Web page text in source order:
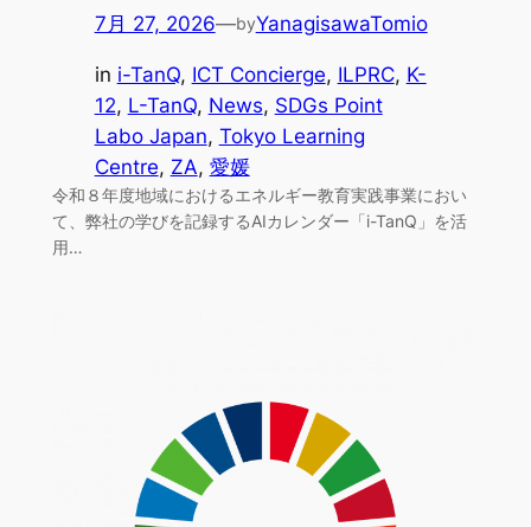
7月 27, 2026—byYanagisawaTomio
in i-TanQ, ICT Concierge, ILPRC, K-
12, L-TanQ, News, SDGs Point
Labo Japan, Tokyo Learning
Centre, ZA, 愛媛
令和８年度地域におけるエネルギー教育実践事業におい
て、弊社の学びを記録するAIカレンダー「i-TanQ」を活
用…